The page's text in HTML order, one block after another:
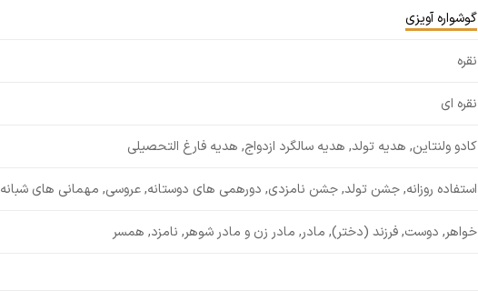
گوشواره آویزی
نقره
نقره ای
کادو ولنتاین, هدیه تولد, هدیه سالگرد ازدواج, هدیه فارغ التحصیلی
استفاده روزانه, جشن تولد, جشن نامزدی, دورهمی های دوستانه, عروسی, مهمانی های شبانه
خواهر, دوست, فرزند (دختر), مادر, مادر زن و مادر شوهر, نامزد, همسر